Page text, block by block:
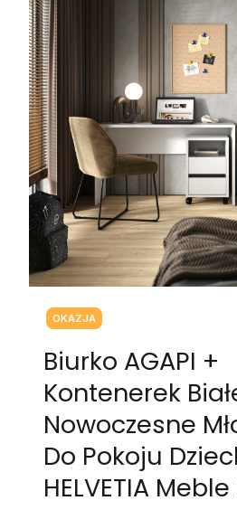
Tagi produktu
OKAZJA
Biurko AGAPI +
Kontenerek
Nowoczesne
Do Pokoju
HELVETIA